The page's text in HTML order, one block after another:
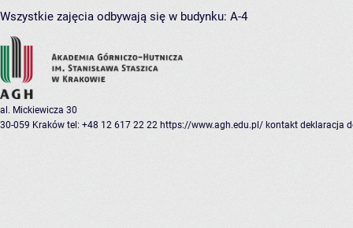
Wszystkie zajęcia odbywają się w budynku: A-4
al. Mickiewicza 30
30-059 Kraków tel: +48 12 617 22 22 https://www.agh.edu.pl/ kontakt deklaracja